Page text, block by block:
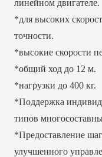
линейном двигателе.
*для высоких
точности.
*высокие скорости
*общий ход до 12 м.
*нагрузки до 400 кг.
*Поддержка
типов
*Предоставление
улучшенного